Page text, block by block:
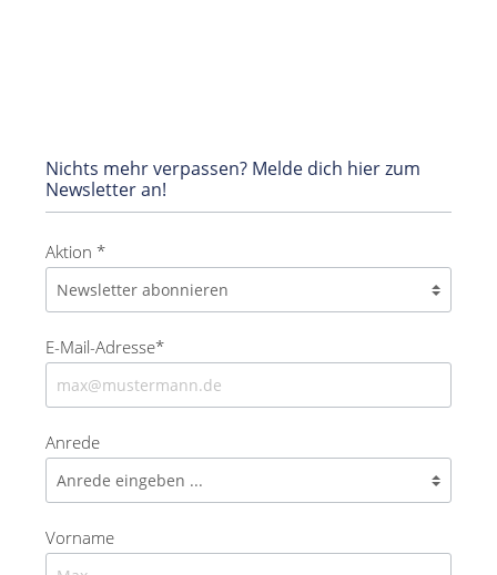
Nichts mehr verpassen? Melde dich hier zum
Newsletter an!
Aktion *
E-Mail-Adresse*
Anrede
Vorname